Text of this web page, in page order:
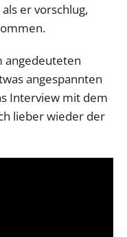
er vorschlug,
angedeuteten
angespannten
Interview mit dem
lieber wieder der